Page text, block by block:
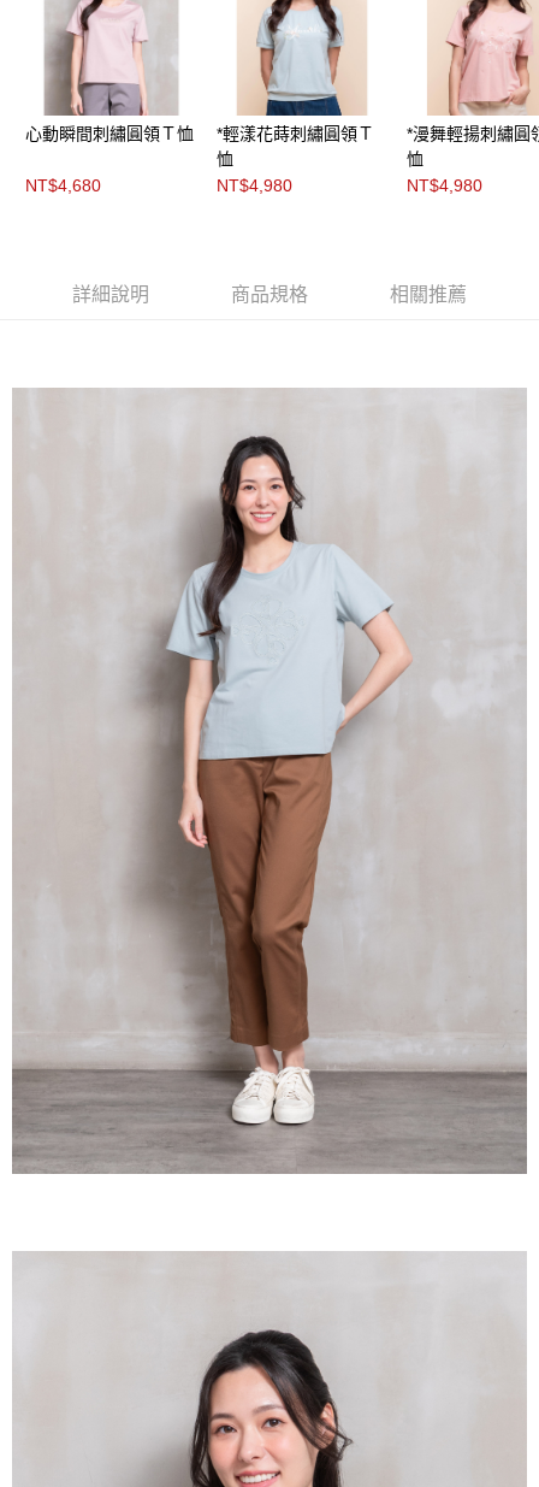
https://aftee.tw/terms/#terms3
３．未成年的使用者請事先徵得法定代理人或監護人之同意方可使用
「AFTEE先享後付」，若未經同意申辦者引起之損失，本公司不負相關責
４．使用「AFTEE先享後付」時，將依據個別帳號之用戶狀況，依本公司即
時審查核予不同之上限額度；若仍有額度不足之情形，本公司將視審查結果
請求用戶進行身份認證。
５．嚴禁一人註冊多個帳號或使用他人資訊註冊。若發現惡意使用之情形，
恩沛科技股份有限公司將有權停止該用戶之使用額度並採取法律行動。
心動瞬間刺繡圓領Ｔ恤
NT$4,680
*輕漾花蒔刺繡圓領Ｔ
恤
NT$4,980
*漫舞輕揚刺繡圓
恤
NT$4,980
詳細說明 商品規格 相關推薦